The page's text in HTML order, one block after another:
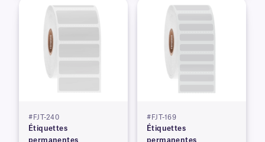
#FJT-240
Étiquettes
permanentes
#FJT-169
Étiquettes
permanentes